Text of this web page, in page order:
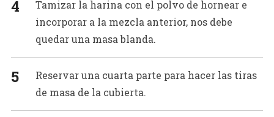
Tamizar la harina con el polvo de hornear e
incorporar a la mezcla anterior, nos debe
quedar una masa blanda.
Reservar una cuarta parte para hacer las tiras
de masa de la cubierta.